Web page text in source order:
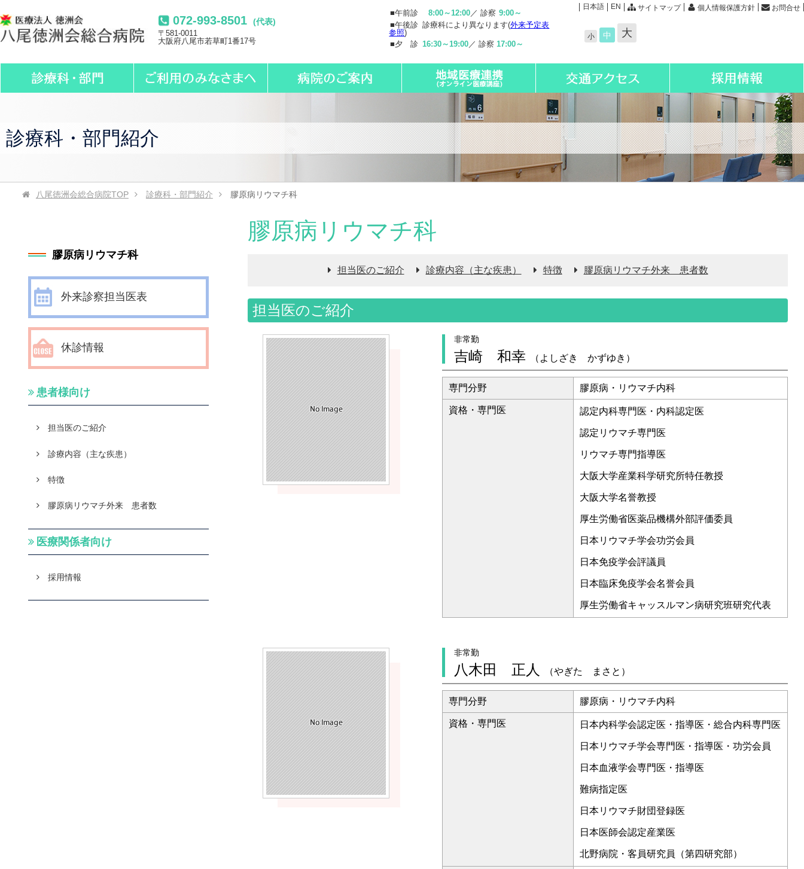
日本語 EN サイトマップ 個人情報保護方針 お問合せ
小 中 大
072-993-8501 (代表)
〒581-0011
大阪府八尾市若草町1番17号
■午前診 8:00～12:00／ 診察 9:00～
■午後診 診療科により異なります(外来予定表
参照)
■夕 診 16:30～19:00／ 診察17:00～
診療科・部門紹介
八尾徳洲会総合病院TOP 診療科・部門紹介 膠原病リウマチ科
膠原病リウマチ科
担当医のご紹介 診療内容（主な疾患） 特徴 膠原病リウマチ外来 患者数
担当医のご紹介
非常勤
吉崎 和幸 （よしざき かずゆき）
専門分野 膠原病・リウマチ内科
資格・専門医 認定内科専門医・内科認定医
認定リウマチ専門医
リウマチ専門指導医
大阪大学産業科学研究所特任教授
大阪大学名誉教授
厚生労働省医薬品機構外部評価委員
日本リウマチ学会功労会員
日本免疫学会評議員
日本臨床免疫学会名誉会員
厚生労働省キャッスルマン病研究班研究代表
非常勤
八木田 正人 （やぎた まさと）
専門分野 膠原病・リウマチ内科
資格・専門医 日本内科学会認定医・指導医・総合内科専門医
日本リウマチ学会専門医・指導医・功労会員
日本血液学会専門医・指導医
難病指定医
日本リウマチ財団登録医
日本医師会認定産業医
北野病院・客員研究員（第四研究部）
膠原病リウマチ科
外来診察担当医表
休診情報
患者様向け
担当医のご紹介
診療内容（主な疾患）
特徴
膠原病リウマチ外来 患者数
医療関係者向け
採用情報